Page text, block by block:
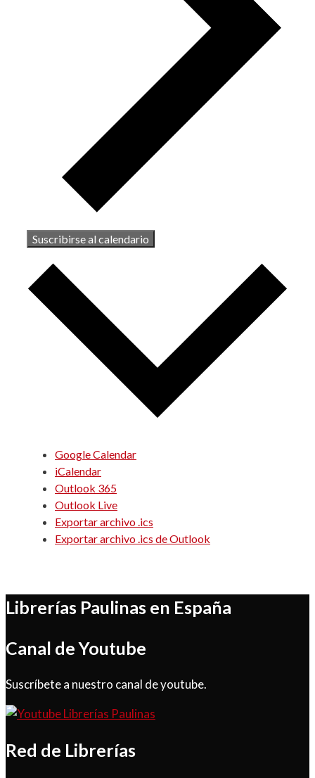
Suscribirse al calendario
Google Calendar
iCalendar
Outlook 365
Outlook Live
Exportar archivo .ics
Exportar archivo .ics de Outlook
Librerías Paulinas en España
Canal de Youtube
Suscríbete a nuestro canal de youtube.
Red de Librerías